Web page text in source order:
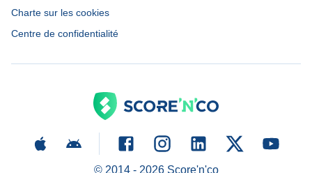
Charte sur les cookies
Centre de confidentialité
© 2014 - 2026Score'n'co